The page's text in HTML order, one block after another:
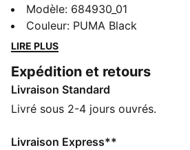
caoutchouc est idéal pour
sommeille en chacun de nous.
démarquer, il affiche un style
pour PUMA et prendre la journée
CARACTÉRISTIQUES +
Confectionné avec un minimum
DÉTAILS
Modèle: 684930_01
Couleur: PUMA Black
LIRE PLUS
Expédition et retours
Livraison Standard
Livré sous 2-4 jours ouvrés.
Livraison Express**